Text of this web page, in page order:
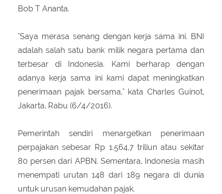
Bob T Ananta.
"Saya merasa senang dengan kerja sama ini. BNI
adalah salah satu bank milik negara pertama dan
terbesar di Indonesia. Kami berharap dengan
adanya kerja sama ini kami dapat meningkatkan
penerimaan pajak bersama," kata Charles Guinot,
Jakarta, Rabu (6/4/2016).
Pemerintah sendiri menargetkan penerimaan
perpajakan sebesar Rp 1.564,7 triliun atau sekitar
80 persen dari APBN. Sementara, Indonesia masih
menempati urutan 148 dari 189 negara di dunia
untuk urusan kemudahan pajak.